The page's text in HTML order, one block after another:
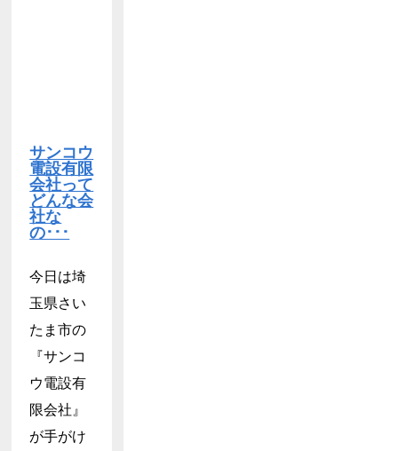
サンコウ
電設有限
会社って
どんな会
社な
の･･･
今日は埼
玉県さい
たま市の
『サンコ
ウ電設有
限会社』
が手がけ